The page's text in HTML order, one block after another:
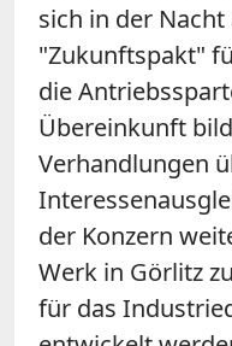
sich in der
"Zukunftspakt"
die
Übereinkunft
Verhandlungen
der Konzern
Werk in Görlitz
für das